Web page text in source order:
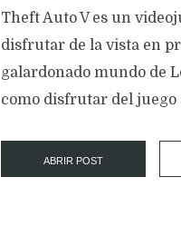
Theft Auto V es un
disfrutar de la vista en
galardonado mundo de
como disfrutar del juego
ABRIR POST